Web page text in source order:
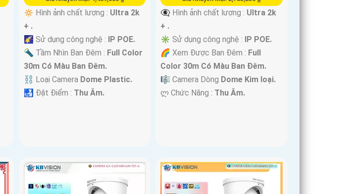
🔅 Hình ảnh chất lượng : Ultra 2k
+ .
🌠 Sử dụng công nghệ : IP POE.
🔦 Tầm Nhìn Ban Đêm : Full Color
30m Có Màu Ban Ðêm.
⛓ Loại Camera Dome Plastic.
️🛃 Đặt Điểm : Thu Âm.
👁️‍🗨 Hình ảnh chất lượng : Ultra 2k
+ .
✳️ Sử dụng công nghệ : IP POE.
🌈 Xem Được Ban Đêm : Full
Color 30m Có Màu Ban Ðêm.
🎼️ Camera Dòng Dome Kim loại.
️ლ Chức Năng : Thu Âm.